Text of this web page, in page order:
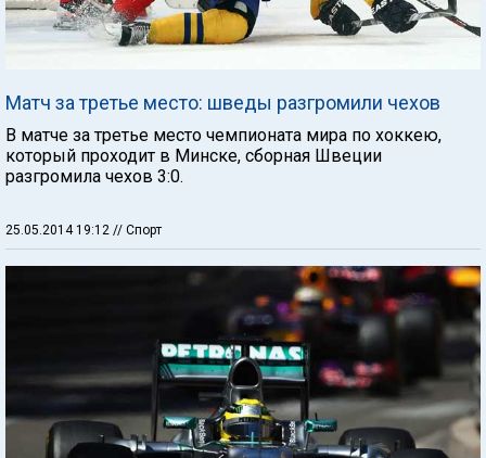
Матч за третье место: шведы разгромили чехов
В матче за третье место чемпионата мира по хоккею,
который проходит в Минске, сборная Швеции
разгромила чехов 3:0.
25.05.2014 19:12 // Спорт